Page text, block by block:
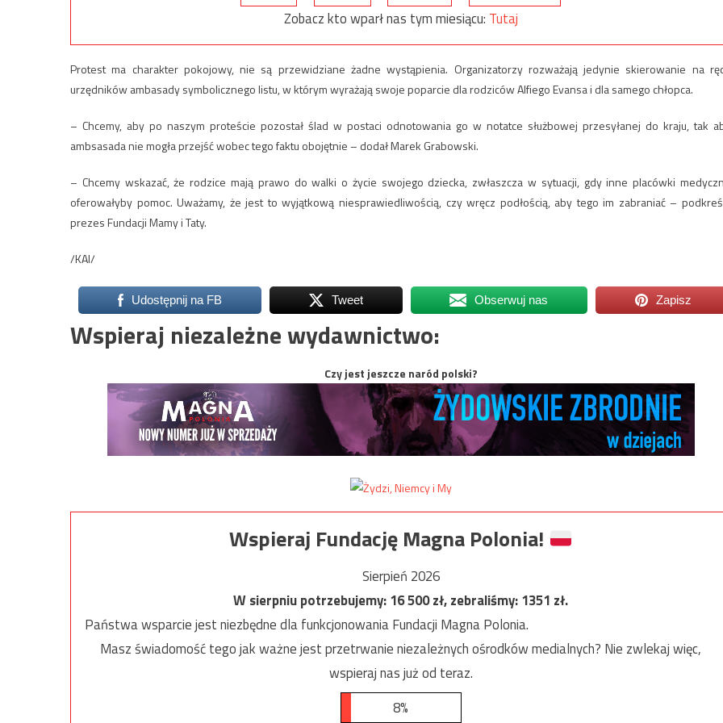
Zobacz kto wparł nas tym miesiącu: Tutaj
Protest ma charakter pokojowy, nie są przewidziane żadne wystąpienia. Organizatorzy rozważają jedynie skierowanie na
urzędników ambasady symbolicznego listu, w którym wyrażają swoje poparcie dla rodziców Alfiego Evansa i dla samego chłopca.
– Chcemy, aby po naszym proteście pozostał ślad w postaci odnotowania go w notatce służbowej przesyłanej do kraju, tak
ambsasada nie mogła przejść wobec tego faktu obojętnie – dodał Marek Grabowski.
– Chcemy wskazać, że rodzice mają prawo do walki o życie swojego dziecka, zwłaszcza w sytuacji, gdy inne placówki
oferowałyby pomoc. Uważamy, że jest to wyjątkową niesprawiedliwością, czy wręcz podłością, aby tego im zabraniać –
prezes Fundacji Mamy i Taty.
/KAI/
Udostępnij na FB Tweet Obserwuj nas Zapisz
Wspieraj niezależne wydawnictwo:
Czy jest jeszcze naród polski?
Wspieraj Fundację Magna Polonia!
Sierpień 2026
W sierpniu potrzebujemy:16 500zł, zebraliśmy:1351 zł.
Państwa wsparcie jest niezbędne dla funkcjonowania Fundacji Magna Polonia.
Masz świadomość tego jak ważne jest przetrwanie niezależnych ośrodków medialnych? Nie zwlekaj więc,
wspieraj nas już od teraz.
8%